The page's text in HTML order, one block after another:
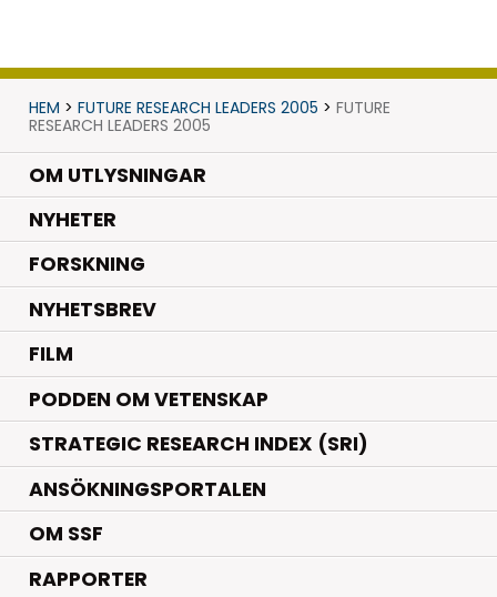
HEM > FUTURE RESEARCH LEADERS 2005 > FUTURE
RESEARCH LEADERS 2005
OM UTLYSNINGAR
NYHETER.
FORSKNING.
NYHETSBREV
FILM
PODDEN OM VETENSKAP
STRATEGIC RESEARCH INDEX (SRI)
ANSÖKNINGSPORTALEN
OM SSF
RAPPORTER